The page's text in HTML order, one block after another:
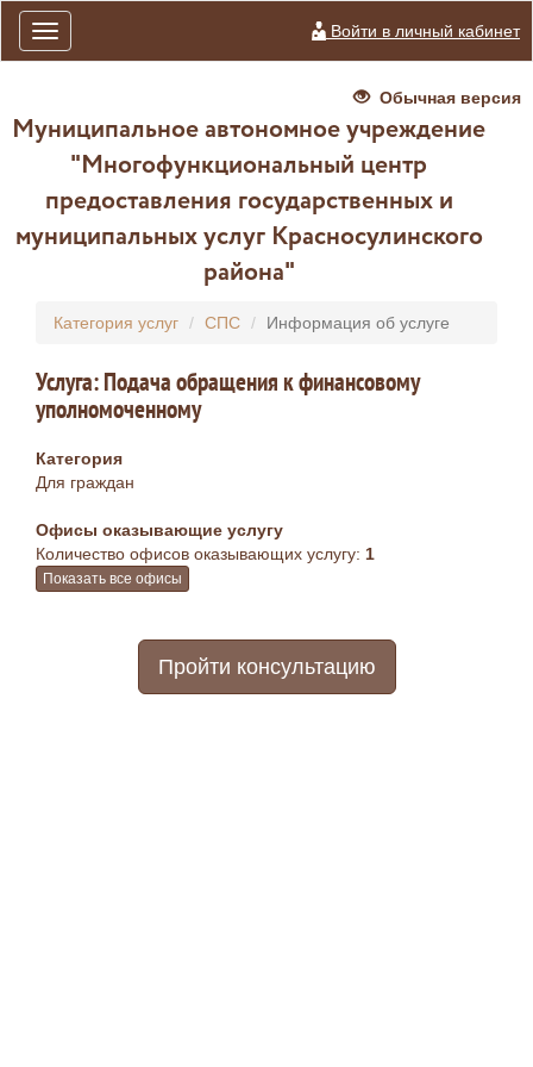
Toggle
navigation
Войти в личный кабинет
Обычная версия
Муниципальное автономное учреждение
"Многофункциональный центр
предоставления государственных и
муниципальных услуг Красносулинского
района"
Категория услуг СПС Информация об услуге
Услуга: Подача обращения к финансовому
уполномоченному
Категория
Для граждан
Офисы оказывающие услугу
Количество офисов оказывающих услугу: 1
Показать все офисы
Пройти консультацию